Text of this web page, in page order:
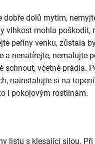
dobře dolů mytím,
vlhkost mohla poškodit,
peřiny venku, zůstala
a nenatírejte, nemalujte
schnout, včetně prádla.
nainstalujte si na
i pokojovým rostlinám.
listu s klesající silou. Při